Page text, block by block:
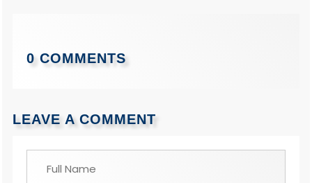
0 COMMENTS
LEAVE A COMMENT